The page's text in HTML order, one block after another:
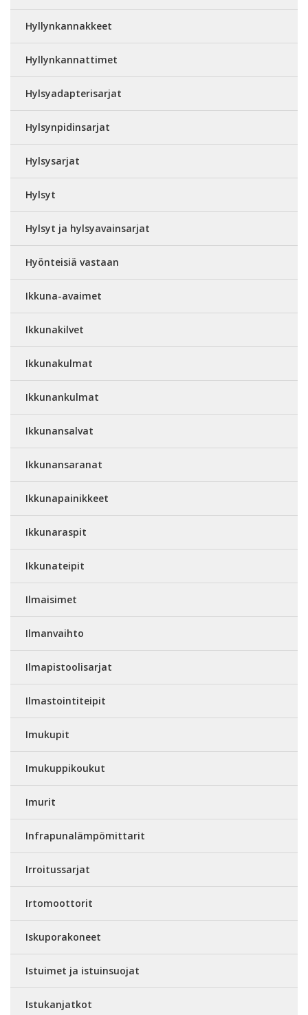
Hyllynkannakkeet
Hyllynkannattimet
Hylsyadapterisarjat
Hylsynpidinsarjat
Hylsysarjat
Hylsyt
Hylsyt ja hylsyavainsarjat
Hyönteisiä vastaan
Ikkuna-avaimet
Ikkunakilvet
Ikkunakulmat
Ikkunankulmat
Ikkunansalvat
Ikkunansaranat
Ikkunapainikkeet
Ikkunaraspit
Ikkunateipit
Ilmaisimet
Ilmanvaihto
Ilmapistoolisarjat
Ilmastointiteipit
Imukupit
Imukuppikoukut
Imurit
Infrapunalämpömittarit
Irroitussarjat
Irtomoottorit
Iskuporakoneet
Istuimet ja istuinsuojat
Istukanjatkot